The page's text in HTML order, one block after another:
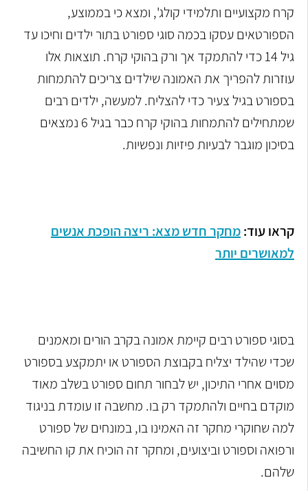
קרח מקצועיים ותלמידי קולג', ומצא כי בממוצע,
הספורטאים עסקו בכמה סוגי ספורט בתור ילדים וחיכו עד
גיל 14 כדי להתמקד אך ורק בהוקי קרח. תוצאות אלו
עוזרות להפריך את האמונה שילדים צריכים להתמחות
בספורט בגיל צעיר כדי להצליח. למעשה, ילדים רבים
שמתחילים להתמחות בהוקי קרח כבר בגיל 6 נמצאים
בסיכון מוגבר לבעיות פיזיות ונפשיות.
קראו עוד:מחקר חדש מצא: ריצה הופכת אנשים
למאושרים יותר
בסוגי ספורט רבים קיימת אמונה בקרב הורים ומאמנים
שכדי שהילד יצליח בקבוצת הספורט או יתמקצע בספורט
מסוים אחרי התיכון, יש לבחור תחום ספורט בשלב מאוד
מוקדם בחיים ולהתמקד רק בו. מחשבה זו עומדת בניגוד
למה שחוקרי מחקר זה האמינו בו, במונחים של ספורט
ורפואה וספורט וביצועים, ומחקר זה הוכיח את קו החשיבה
שלהם.